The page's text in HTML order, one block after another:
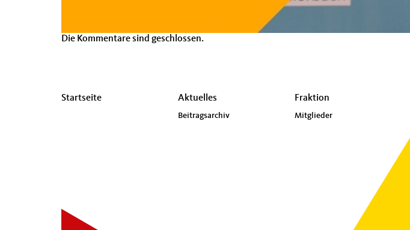
Die Kommentare sind geschlossen.
Seitenübersicht
Startseite Aktuelles
Beitragsarchiv
Fraktion
Mitglieder